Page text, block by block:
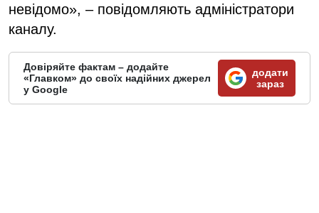
невідомо», – повідомляють адміністратори
каналу.
Довіряйте фактам – додайте
«Главком» до своїх надійних джерел
у Google
додати
зараз